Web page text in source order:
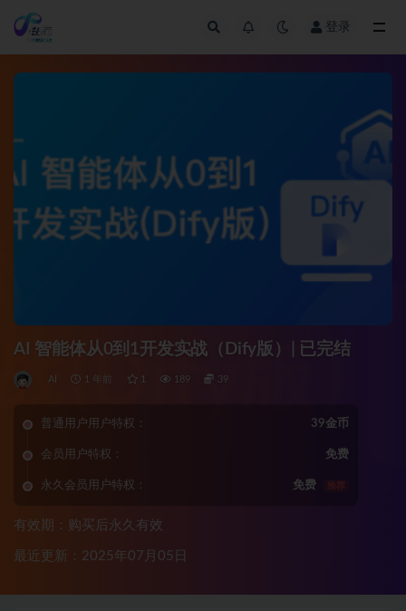
登录
AI 智能体从0到1开发实战（Dify版）| 已完结
AI 1 年前 1 189 39
普通用户用户特权： 39金币
会员用户特权： 免费
永久会员用户特权： 免费 推荐
有效期：购买后永久有效
最近更新：2025年07月05日